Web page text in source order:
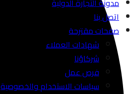
مدونة التجارة الدولية
اتصل بنا
صفحات مقترحة
شهادات العملاء
شركاؤنا
فرص عمل
سياسات الاستخدام والخصوصية